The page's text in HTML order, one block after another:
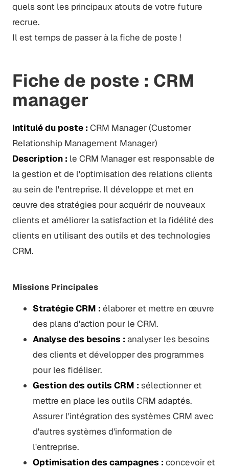
quels sont les principaux atouts de votre future
recrue.
Il est temps de passer à la fiche de poste !
Fiche de poste : CRM
manager
Intitulé du poste : CRM Manager (Customer
Relationship Management Manager)
Description : le CRM Manager est responsable de
la gestion et de l'optimisation des relations clients
au sein de l'entreprise. Il développe et met en
œuvre des stratégies pour acquérir de nouveaux
clients et améliorer la satisfaction et la fidélité des
clients en utilisant des outils et des technologies
CRM.
Missions Principales
Stratégie CRM : élaborer et mettre en œuvre
des plans d'action pour le CRM.
Analyse des besoins : analyser les besoins
des clients et développer des programmes
pour les fidéliser.
Gestion des outils CRM : sélectionner et
mettre en place les outils CRM adaptés.
Assurer l'intégration des systèmes CRM avec
d'autres systèmes d'information de
l'entreprise.
Optimisation des campagnes : concevoir et